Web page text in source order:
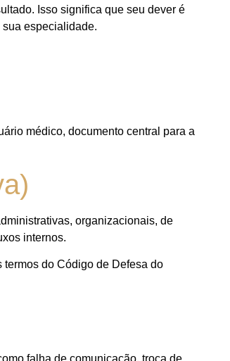
Isso significa que seu dever é
especialidade.
médico, documento central para a
organizacionais, de
internos.
do Código de Defesa do